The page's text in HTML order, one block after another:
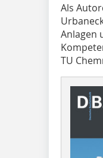
Als
Anlagen
TU